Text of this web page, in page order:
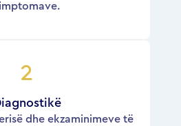
dhe ekzaminimeve të